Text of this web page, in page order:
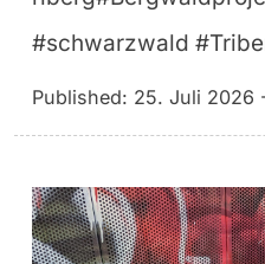
#schwarzwald
Published: 25. Juli 2026